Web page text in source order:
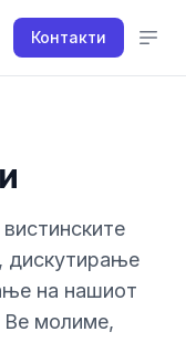
Контакти
дискутирање
на нашиот
молиме,